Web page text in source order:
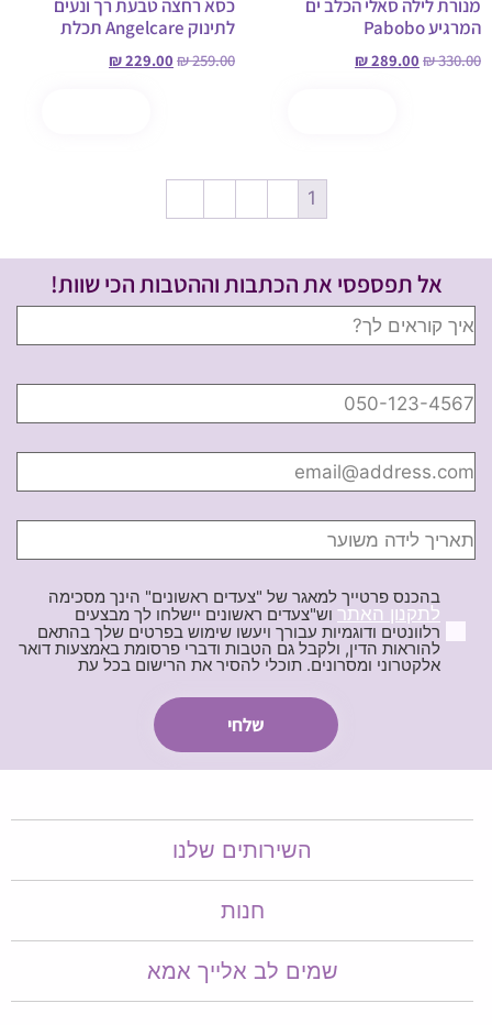
מנורת לילה סאלי הכלב ים
המרגיע Pabobo
₪330.00
₪289.00
כסא רחצה טבעת רך ונעים
לתינוק Angelcare תכלת
₪259.00
₪229.00
1
אל תפספסי את הכתבות וההטבות הכי שוות!
בהכנס פרטייך למאגר של "צעדים ראשונים" הינך מסכימה
לתקנון האתר וש"צעדים ראשונים יישלחו לך מבצעים
רלוונטים ודוגמיות עבורך ויעשו שימוש בפרטים שלך בהתאם
להוראות הדין, ולקבל גם הטבות ודברי פרסומת באמצעות דואר
אלקטרוני ומסרונים. תוכלי להסיר את הרישום בכל עת
השירותים שלנו
חנות
שמים לב אלייך אמא​​